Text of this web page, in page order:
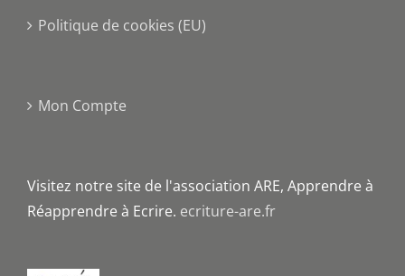
Politique de cookies (EU)
Mon Compte
Visitez notre site de l'association ARE, Apprendre à
Réapprendre à Ecrire. ecriture-are.fr